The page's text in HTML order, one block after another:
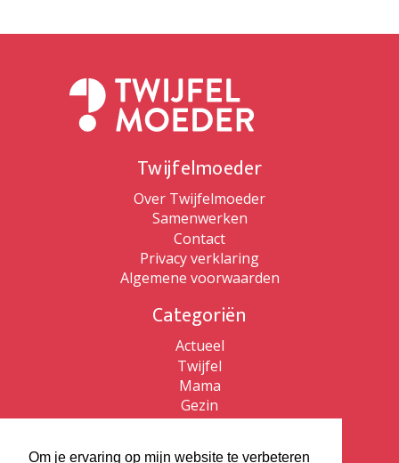
Om je ervaring op mijn website te verbeteren
Twijfelmoeder
Over Twijfelmoeder
Samenwerken
Contact
Privacy verklaring
Algemene voorwaarden
Categoriën
Actueel
Twijfel
Mama
Gezin
Patricia de Ryck